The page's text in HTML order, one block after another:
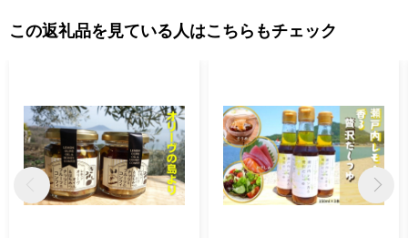
この返礼品を見ている人はこちらもチェック